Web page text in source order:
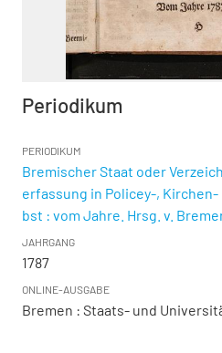
Periodikum
PERIODIKUM
Bremischer Staat oder
erfassung in Policey-,
bst : vom Jahre. Hrsg. v.
JAHRGANG
1787
ONLINE-AUSGABE
Bremen : Staats- und